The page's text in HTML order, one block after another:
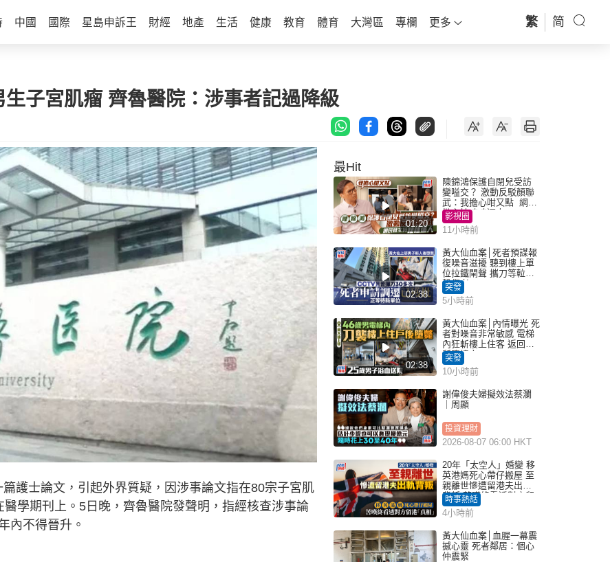
中國 國際 星島申訴王 財經 地產 生活 健康 教育 體育 大灣區 專欄 更多 繁 简
子宮肌瘤 齊魯醫院：涉事者記過降級
護士論文，引起外界質疑，因涉事論文指在80宗子宮肌
學期刊上。5日晚，齊魯醫院發聲明，指經核查涉事論
內不得晉升。
最Hit
01:20
陳錦鴻保護自閉兒受訪
變嗌交？ 激動反駁顏聯
武：我擔心咁又點 網民
批主持咄咄逼人
影視圈
11小時前
02:38
黃大仙血案│死者預謀報
復噪音滋擾 聽到樓上單
位拉鐵閘聲 攜刀等𨋢伏
擊傷者
突發
5小時前
02:38
黃大仙血案│內情曝光 死
者對噪音非常敏感 電梯
內狂斬樓上住客 返回住
所墮樓亡
突發
10小時前
謝偉俊夫婦擬效法蔡瀾
｜周顯
投資理財
2026-08-07 06:00 HKT
20年「太空人」婚變 移
英港媽死心帶仔搬屋 至
親離世慘遭留港夫出軌
背叛 苦嘆終看透對方留
港「真相」｜Juicy叮
時事熱話
4小時前
黃大仙血案│血腥一幕震
撼心靈 死者鄰居：個心
仲震緊